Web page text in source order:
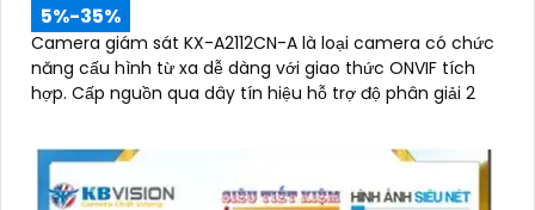
5%-35%
Camera giám sát KX-A2112CN-A là loại camera có chức
năng cấu hình từ xa dễ dàng với giao thức ONVIF tích
hợp. Cấp nguồn qua dây tín hiệu hỗ trợ độ phân giải 2